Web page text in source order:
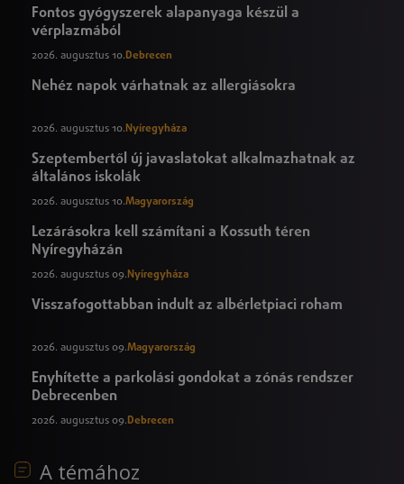
Fontos gyógyszerek alapanyaga készül a
vérplazmából
2026. augusztus 10.Debrecen
Nehéz napok várhatnak az allergiásokra
2026. augusztus 10. Nyíregyháza
Szeptembertől új javaslatokat alkalmazhatnak az
általános iskolák
2026. augusztus 10.Magyarország
Lezárásokra kell számítani a Kossuth téren
Nyíregyházán
2026. augusztus 09. Nyíregyháza
Visszafogottabban indult az albérletpiaci roham
2026. augusztus 09.Magyarország
Enyhítette a parkolási gondokat a zónás rendszer
Debrecenben
2026. augusztus 09.Debrecen
A témához